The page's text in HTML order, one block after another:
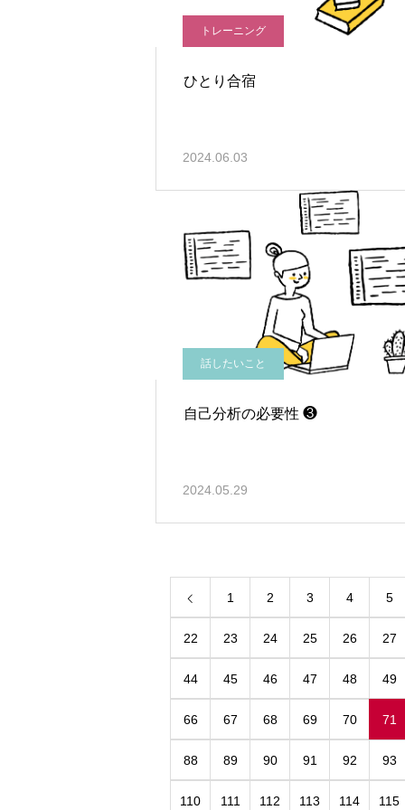
トレーニング
ひとり合宿
2024.06.03
話したいこと
自己分析の必要性 ❸
2024.05.29
1 2 3 4 5
22 23 24 25 26 27
44 45 46 47 48 49
66 67 68 69 70 71
88 89 90 91 92 93
110 111 112 113 114 115